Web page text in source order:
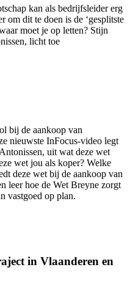
kan als bedrijfsleider erg
om dit te doen is de ‘gesplitste
moet je op letten? Stijn
licht toe
bij de aankoop van
nieuwste InFocus-video legt
uit wat deze wet
wet jou als koper? Welke
deze wet bij de aankoop van
leer hoe de Wet Breyne zorgt
vastgoed op plan.
in Vlaanderen en